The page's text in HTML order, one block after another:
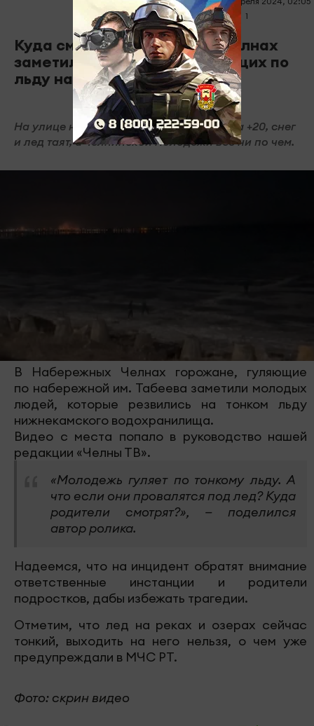
704
1
Куда смотрят родители? В Челнах
заметили подростков, гуляющих по
льду на набережной Табеева
На улице настоящая весна: температура +20, снег
и лед таят, а челнинской молодежи все ни по чем.
В Набережных Челнах горожане, гуляющие
по набережной им. Табеева заметили молодых
людей, которые резвились на тонком льду
нижнекамского водохранилища.
Видео с места попало в руководство нашей
редакции «Челны ТВ».
«Молодежь гуляет по тонкому льду. А
что если они провалятся под лед? Куда
родители смотрят?», — поделился
автор ролика.
Надеемся, что на инцидент обратят внимание
ответственные инстанции и родители
подростков, дабы избежать трагедии.
Отметим, что лед на реках и озерах сейчас
тонкий, выходить на него нельзя, о чем уже
предупреждали в МЧС РТ.
Фото: скрин видео